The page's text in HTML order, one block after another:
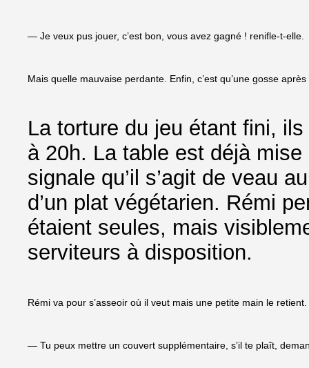
— Je veux pus jouer, c’est bon, vous avez gagné ! renifle-t-elle.
Mais quelle mauvaise perdante. Enfin, c’est qu’une gosse après
La torture du jeu étant fini,
à 20h. La table est déjà
signale qu’il s’agit de veau
d’un plat végétarien. Rémi
étaient seules, mais
serviteurs à disposition.
Rémi va pour s’asseoir où il veut mais une petite main le retient.
— Tu peux mettre un couvert supplémentaire, s’il te plaît,